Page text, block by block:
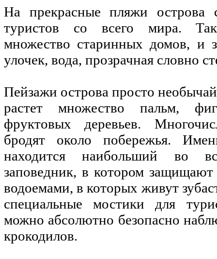
На прекрасные пляжи острова
туристов со всего мира.
множество старинных домов, и
улочек, вода, прозрачная словно
Пейзажи острова просто
растет множество пальм,
фруктовых деревьев.
бродят около побережья.
находится наибольший во
заповедник, в котором
водоемами, в которых живут
специальные мостики для
можно абсолютно безопасно
крокодилов.